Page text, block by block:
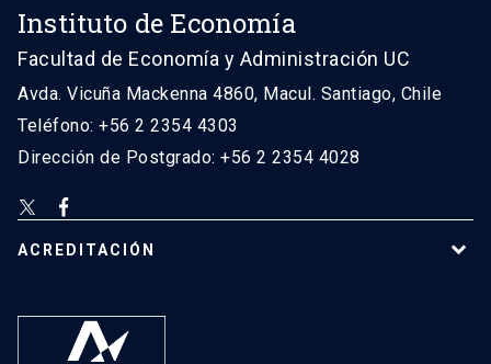
Instituto de Economía
Facultad de Economía y Administración UC
Avda. Vicuña Mackenna 4860, Macul. Santiago, Chile
Teléfono: +56 2 2354 4303
Dirección de Postgrado: +56 2 2354 4028
ACREDITACIÓN